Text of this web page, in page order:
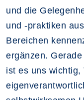
und die
und -praktiken
Bereichen
ergänzen.
ist es uns wichtig,